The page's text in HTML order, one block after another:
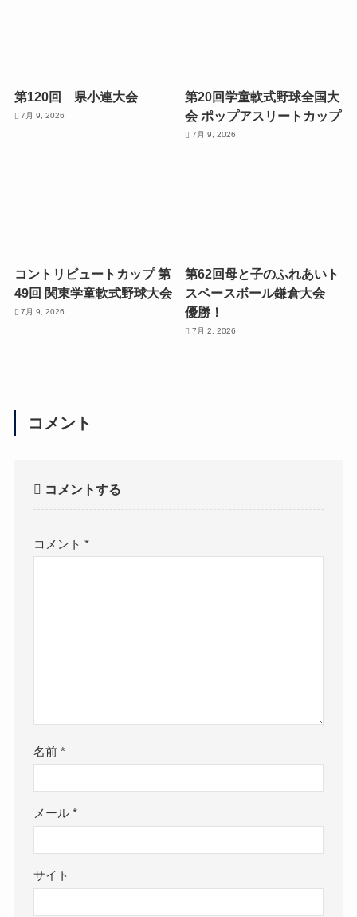
第120回 県小連大会
7月 9, 2026
第20回学童軟式野球全国大
会 ポップアスリートカップ
7月 9, 2026
コントリビュートカップ 第
49回 関東学童軟式野球大会
7月 9, 2026
第62回母と子のふれあいト
スベースボール鎌倉大会
優勝！
7月 2, 2026
コメント
コメントする
コメント*
名前*
メール*
サイト